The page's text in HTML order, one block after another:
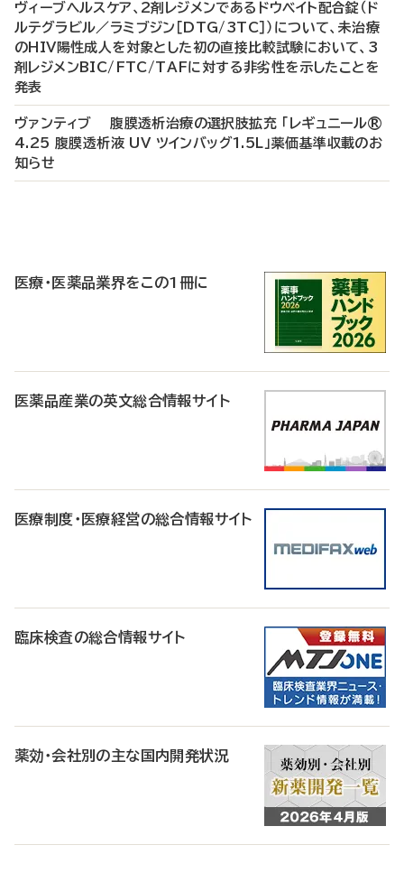
ヴィーブヘルスケア、2剤レジメンであるドウベイト配合錠（ド
ルテグラビル／ラミブジン［DTG/3TC］）について、未治療
のHIV陽性成人を対象とした初の直接比較試験において、3
剤レジメンBIC/FTC/TAFに対する非劣性を示したことを
発表
ヴァンティブ 腹膜透析治療の選択肢拡充 「レギュニール®
4.25 腹膜透析液 UV ツインバッグ1.5L」薬価基準収載のお
知らせ
医療・医薬品業界をこの1冊に
医薬品産業の英文総合情報サイト
医療制度・医療経営の総合情報サイト
臨床検査の総合情報サイト
薬効・会社別の主な国内開発状況